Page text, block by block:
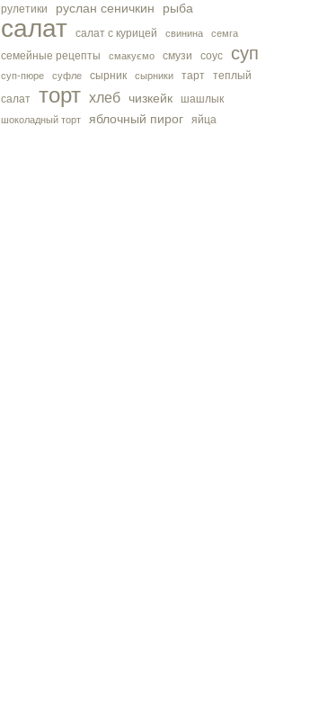
рулетики руслан сеничкин рыба
салат салат с курицей свинина семга
семейные рецепты смакуємо смузи соус суп
суп-пюре суфле сырник сырники тарт
теплый
салат
торт хлеб чизкейк шашлык
шоколадный торт яблочный пирог яйца